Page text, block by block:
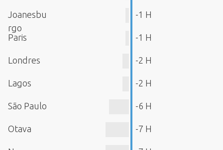
Joanesbu
rgo
-1 H
Paris -1 H
Londres -2 H
Lagos -2 H
São Paulo -6 H
Otava -7 H